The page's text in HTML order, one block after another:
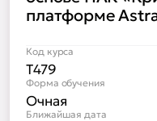
платформе
Код курса
Т479
Форма обучения
Очная
Ближайшая дата